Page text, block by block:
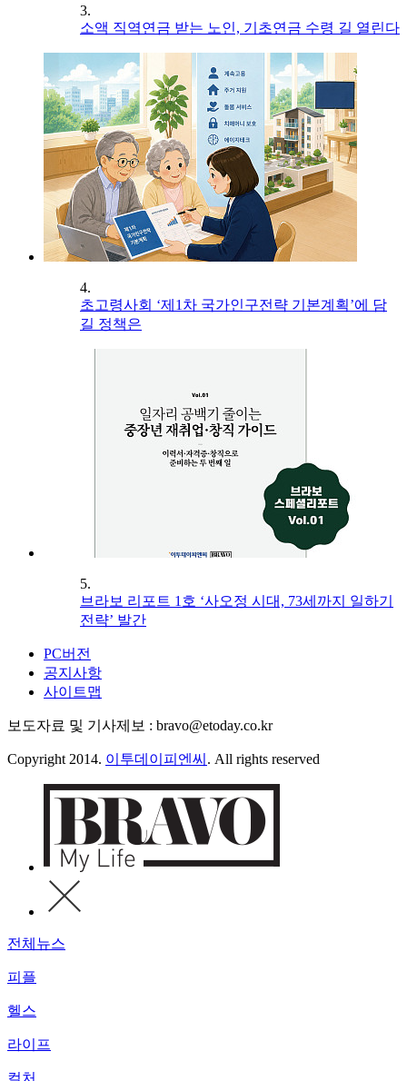
3.
소액 직역연금 받는 노인, 기초연금 수령 길 열린다
4.
초고령사회 ‘제1차 국가인구전략 기본계획’에 담
길 정책은
5.
브라보 리포트 1호 ‘사오정 시대, 73세까지 일하기
전략’ 발간
PC버전
공지사항
사이트맵
보도자료 및 기사제보 : bravo@etoday.co.kr
Copyright 2014. 이투데이피엔씨 . All rights reserved
전체뉴스
피플
헬스
라이프